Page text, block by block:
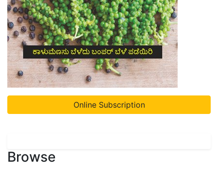
Online Subscription
Browse